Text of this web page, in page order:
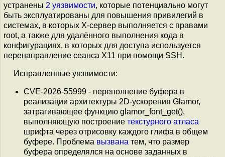
устранены 2 уязвимости, которые потенциально могут
быть эксплуатированы для повышения привилегий в
системах, в которых X-сервер выполняется с правами
root, а также для удалённого выполнения кода в
конфигурациях, в которых для доступа используется
перенаправление сеанса X11 при помощи SSH.
Исправленные уязвимости:
CVE-2026-55999 - переполнение буфера в
реализации архитектуры 2D-ускорения Glamor,
затрагивающее функцию glamor_font_get(),
выполняющую построение текстурного атласа
шрифта через отрисовку каждого глифа в общем
буфере. Проблема вызвана тем, что размер
буфера определялся на основе заданных в